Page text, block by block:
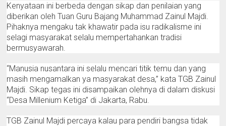
Kenyataan ini berbeda dengan sikap dan penilaian yang
diberikan oleh Tuan Guru Bajang Muhammad Zainul Majdi.
Pihaknya mengaku tak khawatir pada isu radikalisme ini
selagi masyarakat selalu mempertahankan tradisi
bermusyawarah.
“Manusia nusantara ini selalu mencari titik temu dan yang
masih mengamalkan ya masyarakat desa,” kata TGB Zainul
Majdi. Sikap tegas ini disampaikan olehnya di dalam diskusi
“Desa Millenium Ketiga” di Jakarta, Rabu.
TGB Zainul Majdi percaya kalau para pendiri bangsa tidak